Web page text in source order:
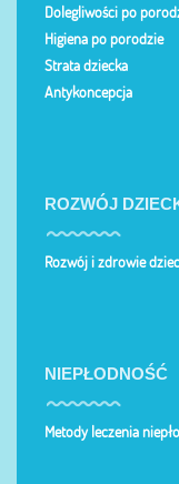
Dolegliwości po
Higiena po porodzie
Strata dziecka
Antykoncepcja
ROZWÓJ
Rozwój i zdrowie
NIEPŁODNOŚĆ
Metody leczenia